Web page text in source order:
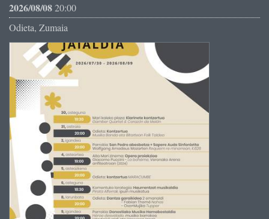
2026/08/0820:00
Odieta, Zumaia